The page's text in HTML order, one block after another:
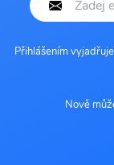
Přihlášením
Nově